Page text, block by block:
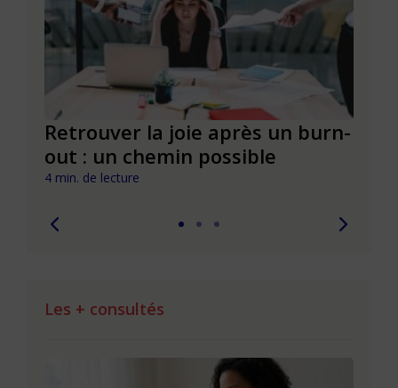
Retrouver la joie après un burn-
out : un chemin possible
4 min. de lecture
Les + consultés